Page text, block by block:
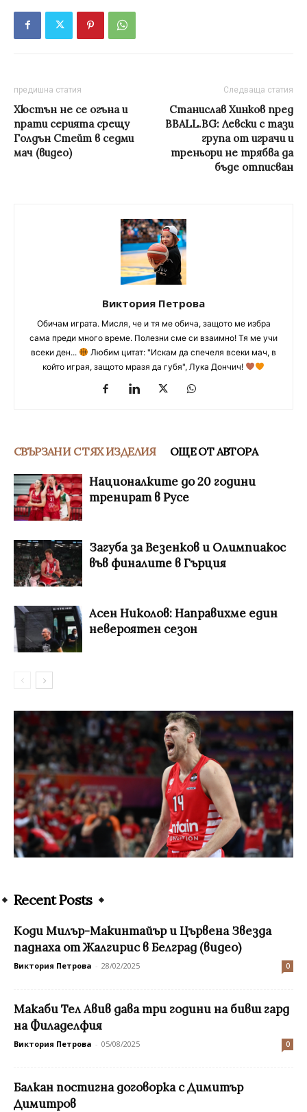
предишна статия
Хюстън не се огъна и
прати серията срещу
Голдън Стейт в седми
мач (видео)
Следваща статия
Станислав Хинков пред
BBALL.BG: Левски с тази
група от играчи и
треньори не трябва да
бъде отписван
Виктория Петрова
Обичам играта. Мисля, че и тя ме обича, защото ме избра
сама преди много време. Полезни сме си взаимно! Тя ме учи
всеки ден...
Любим цитат: "Искам да спечеля всеки мач, в
който играя, защото мразя да губя", Лука Дончич!
СВЪРЗАНИ С ТЯХ ИЗДЕЛИЯ ОЩЕ ОТ АВТОРА
Националките до 20 години
тренират в Русе
Загуба за Везенков и Олимпиакос
във финалите в Гърция
Асен Николов: Направихме един
невероятен сезон
Recent Posts
Коди Милър-Макинтайър и Цървена Звезда
паднаха от Жалгирис в Белград (видео)
Виктория Петрова - 28/02/2025 0
Макаби Тел Авив дава три години на бивш гард
на Филаделфия
Виктория Петрова - 05/08/2025 0
Балкан постигна договорка с Димитър
Димитров